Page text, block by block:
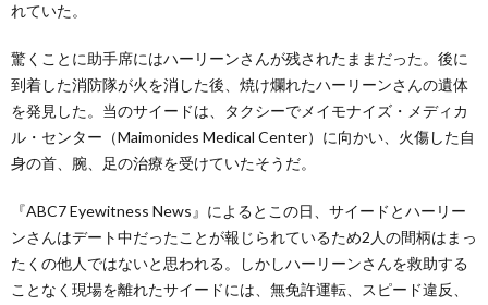
れていた。
驚くことに助手席にはハーリーンさんが残されたままだった。後に
到着した消防隊が火を消した後、焼け爛れたハーリーンさんの遺体
を発見した。当のサイードは、タクシーでメイモナイズ・メディカ
ル・センター（Maimonides Medical Center）に向かい、火傷した自
身の首、腕、足の治療を受けていたそうだ。
『ABC7 Eyewitness News』によるとこの日、サイードとハーリー
ンさんはデート中だったことが報じられているため2人の間柄はまっ
たくの他人ではないと思われる。しかしハーリーンさんを救助する
ことなく現場を離れたサイードには、無免許運転、スピード違反、